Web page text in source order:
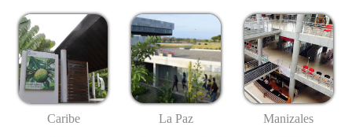
Caribe La Paz Manizales